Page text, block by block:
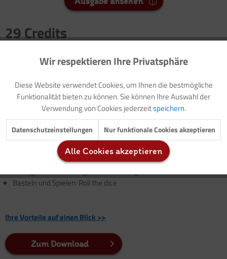
29 Credits
Vorwort: Thematische Einführung
Vorlage: Elternbrief
Kreativangebot: A map of Australia
Experiment: Day and night
Bastelangebot: Didgeridoo
Basteln und Spielen: Roll the dice
Ihre Vorteile auf einen Blick >>
Zum Download
Funktionale Aktiv
Marketing Inaktiv
Tracking Inaktiv
Inaktiv
Wir respektieren Ihre Privatsphäre
Diese Website verwendet Cookies, um Ihnen die bestmögliche
Funktionalität bieten zu können. Sie können Ihre Auswahl der
Verwendung von Cookies jederzeitspeichern.
Datenschutzeinstellungen Nur funktionale Cookies akzeptieren
Alle Cookies akzeptieren